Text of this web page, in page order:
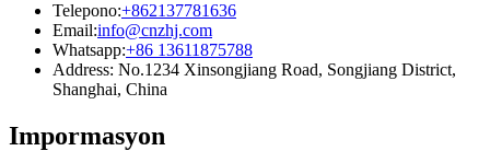
Telepono:+862137781636
Email:info@cnzhj.com
Whatsapp:+86 13611875788
Address: No.1234 Xinsongjiang Road, Songjiang District,
Shanghai, China
Impormasyon